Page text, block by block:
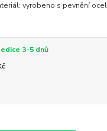
vyrobeno s pevnění
3-5 dnů